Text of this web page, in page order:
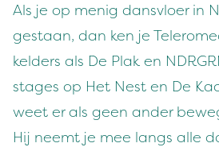
Als je op menig dansvloer in
gestaan, dan ken je
kelders als De Plak en
stages op Het Nest en De
weet er als geen ander
Hij neemt je mee langs alle